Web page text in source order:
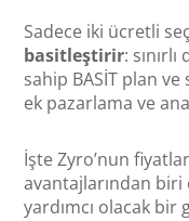
Sadece iki ücretli
basitleştirir:
sahip BASİT plan ve
ek pazarlama ve
İşte Zyro’nun
avantajlarından
yardımcı olacak bir